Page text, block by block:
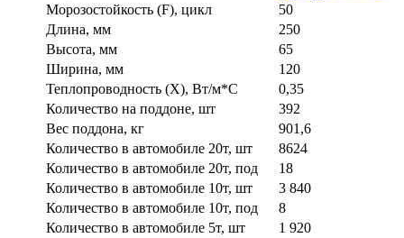
Морозостойкость (F), цикл
50
Длина, мм
250
Высота, мм
65
Ширина, мм
120
Теплопроводность (X), Вт/м*С
0,35
Количество на поддоне, шт
392
Вес поддона, кг
901,6
Количество в автомобиле 20т, шт
8624
Количество в автомобиле 20т, под
18
Количество в автомобиле 10т, шт
3 840
Количество в автомобиле 10т, под
8
Количество в автомобиле 5т, шт
1 920